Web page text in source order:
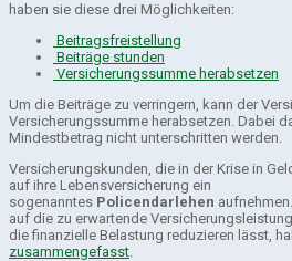
haben sie diese drei Möglichkeiten:
Beitragsfreistellung
Beiträge stunden
Versicherungssumme herabsetzen
Um die Beiträge zu verringern, kann der
Versicherungssumme herabsetzen. Dabei
Mindestbetrag nicht unterschritten werden.
Versicherungskunden, die in der Krise in
auf ihre Lebensversicherung ein
sogenanntes Policendarlehen
auf die zu erwartende
die finanzielle Belastung reduzieren lässt,
zusammengefasst